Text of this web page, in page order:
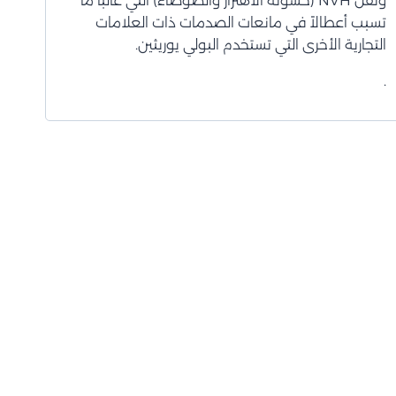
تسبب أعطالاً في مانعات الصدمات ذات العلامات
التجارية الأخرى التي تستخدم البولي يوريثين.
.